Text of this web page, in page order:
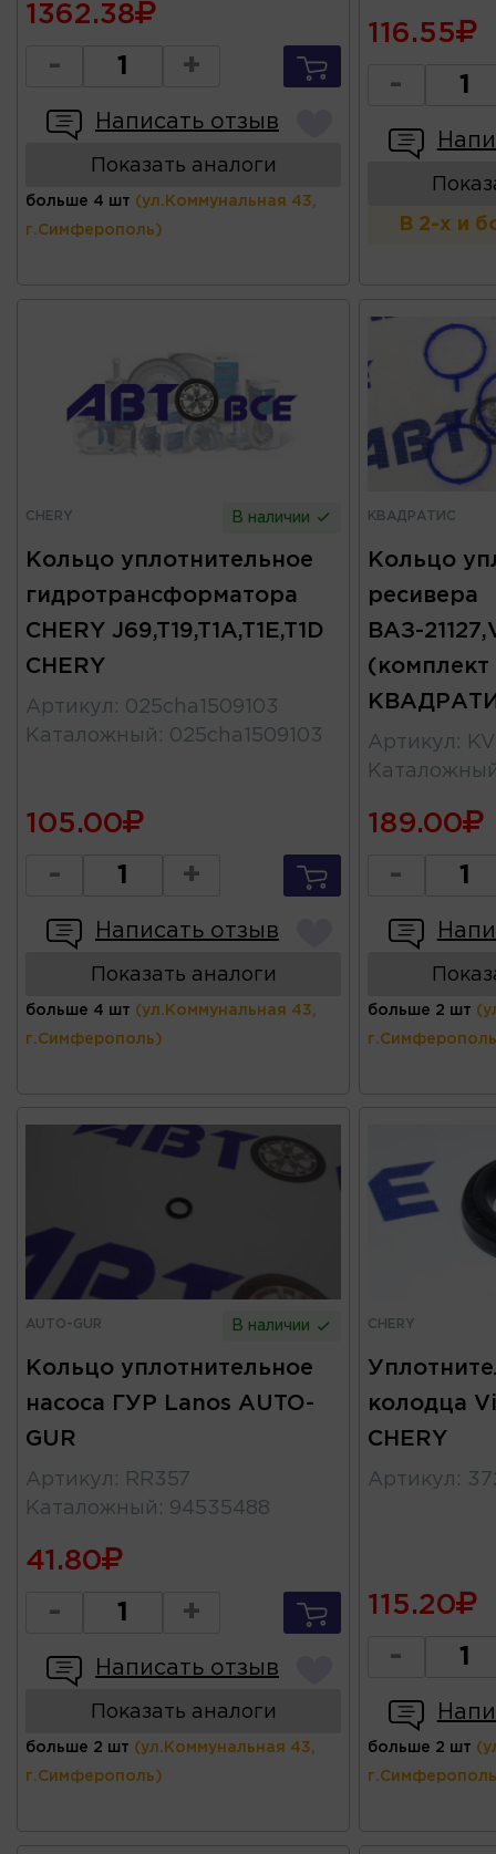
1362.38
- +
Написать отзыв
Показать аналоги
больше 4 шт (ул.Коммунальная 43,
г.Симферополь)
116.55
-
В 2-х и
CHERY В наличии
Кольцо уплотнительное
гидротрансформатора
CHERY J69,T19,T1A,T1E,T1D
CHERY
Артикул : 025cha1509103
Каталожный : 025cha1509103
105.00
- +
Написать отзыв
Показать аналоги
больше 4 шт (ул.Коммунальная 43,
г.Симферополь)
КВАДРАТИС
Кольцо
ресивера
ВАЗ-
Артикул :
189.00
-
больше 2 шт
AUTO-GUR В наличии
Кольцо уплотнительное
насоса ГУР Lanos AUTO-
GUR
Артикул :
RR357
Каталожный : 94535488
41.80
- +
Написать отзыв
Показать аналоги
больше 2 шт (ул.Коммунальная 43,
г.Симферополь)
CHERY
колодца
CHERY
Артикул :
115.20
-
больше 2 шт